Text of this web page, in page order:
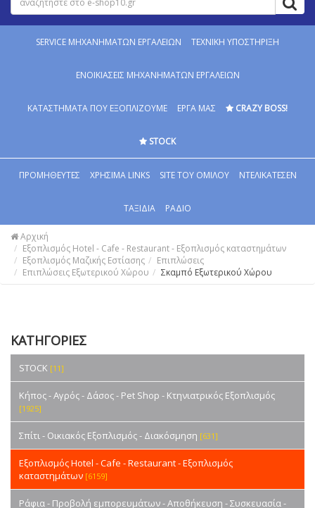
SERVICE MΗΧΑΝΗΜΑΤΩΝ ΕΡΓΑΛΕΙΩΝ ΤΕΧΝΙΚΗ ΥΠΟΣΤΗΡΙΞΗ
ΕΝΟΙΚΙΑΣΕΙΣ ΜΗΧΑΝΗΜΑΤΩΝ ΕΡΓΑΛΕΙΩΝ
ΚΑΤΑΣΤΗΜΑΤΑ ΠΟΥ ΕΞΟΠΛΙΖΟΥΜΕ ΕΡΓΑ ΜΑΣ CRAZY BOSS!
STOCK
ΠΡΟΜΗΘΕΥΤΕΣ ΧΡΗΣΙΜΑ LINKS SITE ΤΟΥ ΟΜΙΛΟΥ ΝΤΕΛΙΚΑΤΕΣΕΝ
ΤΑΞΙΔΙΑ ΡΑΔΙΟ
Αρχική
Εξοπλισμός Hotel - Cafe - Restaurant - Εξοπλισμός καταστημάτων
Εξοπλισμός Μαζικής Εστίασης
Επιπλώσεις
Επιπλώσεις Εξωτερικού Χώρου
Σκαμπό Εξωτερικού Χώρου
ΚΑΤΗΓΟΡΙΕΣ
STOCK [11]
Κήπος - Αγρός - Δάσος - Pet Shop - Κτηνιατρικός Εξοπλισμός
[1925]
Σπίτι - Οικιακός Εξοπλισμός - Διακόσμηση [631]
Εξοπλισμός Hotel - Cafe - Restaurant - Εξοπλισμός
καταστημάτων [6159]
Ράφια - Προβολή εμπορευμάτων - Αποθήκευση - Συσκευασία -